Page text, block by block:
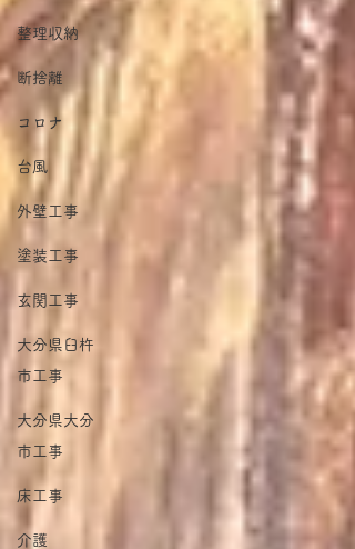
整理収納
断捨離
コロナ
台風
外壁工事
塗装工事
玄関工事
大分県臼杵
市工事
大分県大分
市工事
床工事
介護